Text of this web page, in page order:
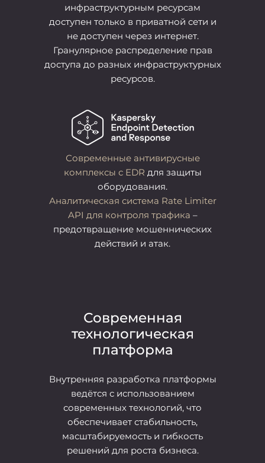
инфраструктурным ресурсам
доступен только в приватной сети и
не доступен через интернет.
Гранулярное распределение прав
доступа до разных инфраструктурных
ресурсов.
Современные антивирусные
комплексы с EDR для защиты
оборудования.
Аналитическая система Rate Limiter
API для контроля трафика –
предотвращение мошеннических
действий и атак.
Современная
технологическая
платформа
Внутренняя разработка платформы
ведётся с использованием
современных технологий, что
обеспечивает стабильность,
масштабируемость и гибкость
решений для роста бизнеса.